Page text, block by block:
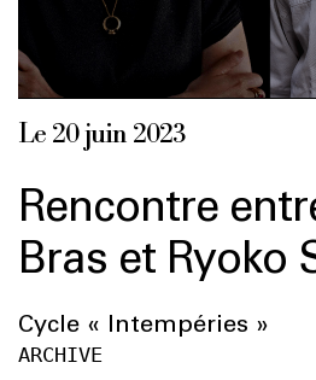
Le 20 juin 2023
Rencontre
Bras et Ryoko
Cycle « Intempéries »
ARCHIVE